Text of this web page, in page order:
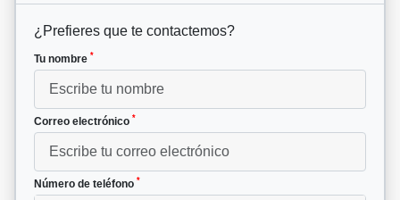
¿Prefieres que te contactemos?
Tu nombre *
Correo electrónico *
Número de teléfono *